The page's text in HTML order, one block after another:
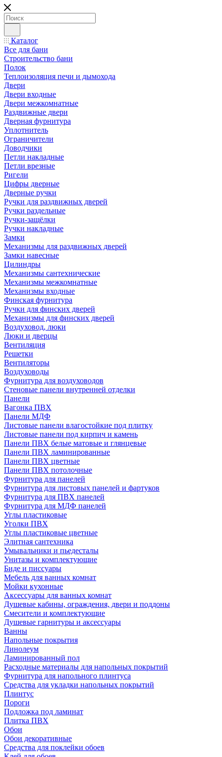
Каталог
Все для бани
Строительство бани
Полок
Теплоизоляция печи и дымохода
Двери
Двери входные
Двери межкомнатные
Раздвижные двери
Дверная фурнитура
Уплотнитель
Ограничители
Доводчики
Петли накладные
Петли врезные
Ригели
Цифры дверные
Дверные ручки
Ручки для раздвижных дверей
Ручки раздельные
Ручки-защёлки
Ручки накладные
Замки
Механизмы для раздвижных дверей
Замки навесные
Цилиндры
Механизмы сантехнические
Механизмы межкомнатные
Механизмы входные
Финская фурнитура
Ручки для финских дверей
Механизмы для финских дверей
Воздуховод, люки
Люки и дверцы
Вентиляция
Решетки
Вентиляторы
Воздуховоды
Фурнитура для воздуховодов
Стеновые панели внутренней отделки
Панели
Вагонка ПВХ
Панели МДФ
Листовые панели влагостойкие под плитку
Листовые панели под кирпич и камень
Панели ПВХ белые матовые и глянцевые
Панели ПВХ ламинированные
Панели ПВХ цветные
Панели ПВХ потолочные
Фурнитура для панелей
Фурнитура для листовых панелей и фартуков
Фурнитура для ПВХ панелей
Фурнитура для МДФ панелей
Углы пластиковые
Уголки ПВХ
Углы пластиковые цветные
Элитная сантехника
Умывальники и пьедесталы
Унитазы и комплектующие
Биде и писсуары
Мебель для ванных комнат
Мойки кухонные
Аксессуары для ванных комнат
Душевые кабины, ограждения, двери и поддоны
Смесители и комплектующие
Душевые гарнитуры и аксессуары
Ванны
Напольные покрытия
Линолеум
Ламинированный пол
Расходные материалы для напольных покрытий
Фурнитура для напольного плинтуса
Средства для укладки напольных покрытий
Плинтус
Пороги
Подложка под ламинат
Плитка ПВХ
Обои
Обои декоративные
Средства для поклейки обоев